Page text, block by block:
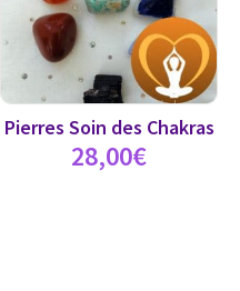
Pierres Soin des Chakras
28,00€